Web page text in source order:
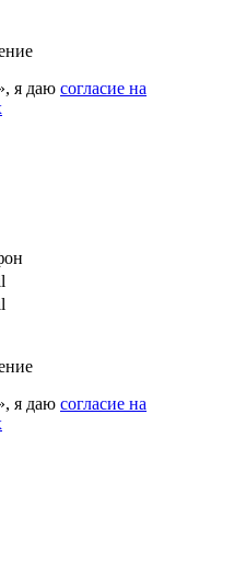
я даю согласие на
я даю согласие на